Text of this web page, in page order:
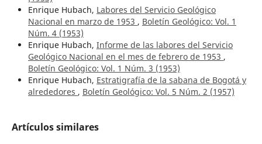
Enrique Hubach, Labores del Servicio Geológico
Nacional en marzo de 1953 , Boletín Geológico: Vol. 1
Núm. 4 (1953)
Enrique Hubach, Informe de las labores del Servicio
Geológico Nacional en el mes de febrero de 1953 ,
Boletín Geológico: Vol. 1 Núm. 3 (1953)
Enrique Hubach, Estratigrafía de la sabana de Bogotá y
alrededores , Boletín Geológico: Vol. 5 Núm. 2 (1957)
Artículos similares